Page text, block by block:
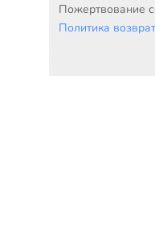
Пожертвование
Политика